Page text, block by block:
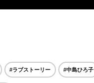
#ラブストーリー #中島ひろ子